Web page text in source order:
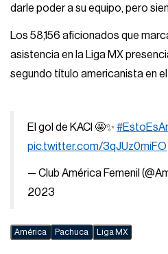
darle poder a su equipo, pero
Los 58,156 aficionados que
asistencia en la Liga MX
segundo título americanista en
El gol de KACI 🤩✨
pic.twitter.com/3qJUz0miFO
— Club América Femenil
2023
América Pachuca Liga MX